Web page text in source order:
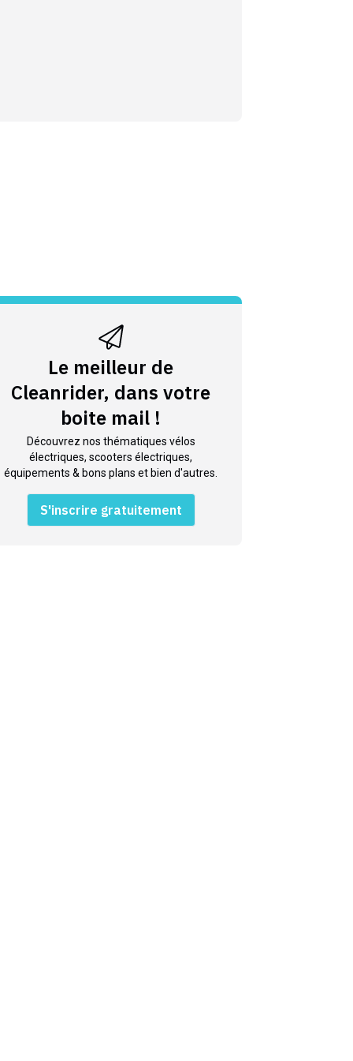
Le meilleur de
Cleanrider, dans votre
boite mail !
Découvrez nos thématiques vélos
électriques, scooters électriques,
équipements & bons plans et bien d'autres.
S'inscrire gratuitement